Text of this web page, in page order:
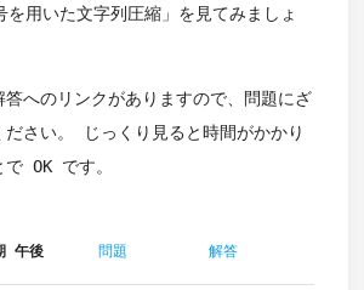
用いた文字列圧縮」を見てみましょ
答へのリンクがありますので、問題にざ
ださい。 じっくり見ると時間がかかり
OK です。
午後 問題 解答